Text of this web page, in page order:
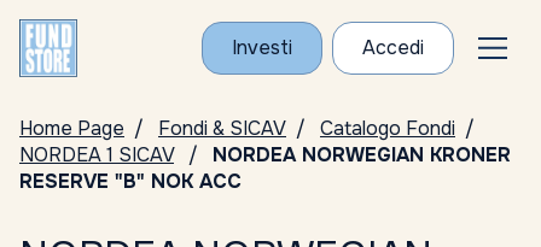
Investi Accedi
Home Page Fondi & SICAV
Catalogo Fondi
NORDEA 1 SICAV
NORDEA NORWEGIAN KRONER
RESERVE "B" NOK ACC